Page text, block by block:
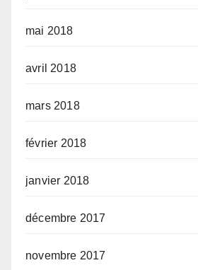
mai 2018
avril 2018
mars 2018
février 2018
janvier 2018
décembre 2017
novembre 2017